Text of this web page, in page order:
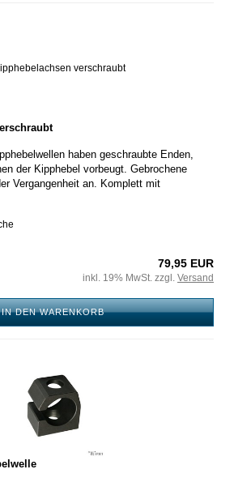
haben geschraubte Enden,
der Kipphebel vorbeugt. Gebrochene
Vergangenheit an. Komplett mit
79,95 EUR
inkl. 19% MwSt. zzgl. Versand
IN DEN WARENKORB